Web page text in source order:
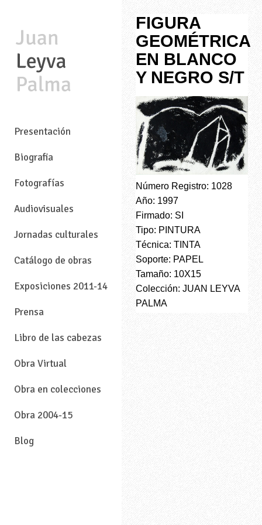
Presentación
Biografia
Fotografías
Audiovisuales
Jornadas culturales
Catálogo de obras
Exposiciones 2011-14
Prensa
Libro de las cabezas
Obra Virtual
Obra en colecciones
Obra 2004-15
Blog
FIGURA
GEOMÉTRICA
EN BLANCO
Y NEGRO S/T
Número Registro: 1028
Año: 1997
Firmado: SI
Tipo: PINTURA
Técnica: TINTA
Soporte: PAPEL
Tamaño: 10X15
Colección: JUAN LEYVA
PALMA